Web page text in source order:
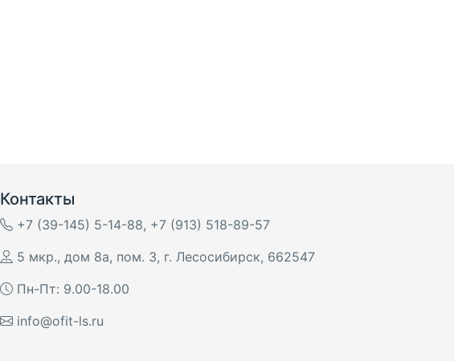
Контакты
+7 (39-145) 5-14-88, +7 (913) 518-89-57
5 мкр., дом 8а, пом. 3, г. Лесосибирск, 662547
Пн-Пт: 9.00-18.00
info@ofit-ls.ru